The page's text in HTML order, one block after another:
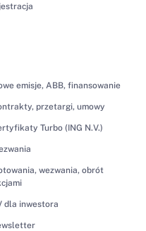
emisje, ABB, finansowanie
przetargi, umowy
Turbo (ING N.V.)
wezwania, obrót
dla inwestora